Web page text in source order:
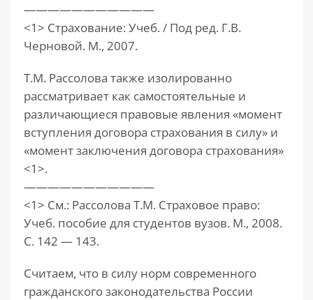
———————————
<1> Страхование: Учеб. / Под ред. Г.В.
Черновой. М., 2007.
Т.М. Рассолова также изолированно
рассматривает как самостоятельные и
различающиеся правовые явления «момент
вступления договора страхования в силу» и
«момент заключения договора страхования»
<1>.
———————————
<1> См.: Рассолова Т.М. Страховое право:
Учеб. пособие для студентов вузов. М., 2008.
С. 142 — 143.
Считаем, что в силу норм современного
гражданского законодательства России